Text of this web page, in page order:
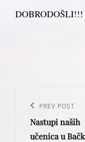
DOBRODOŠLI!!!
navigation
Previous
Post
PREV POST
Nastupi naših
učenica u